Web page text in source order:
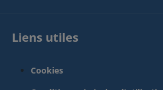
Liens utiles
Cookies